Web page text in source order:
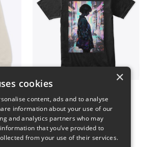
$25
×
cookies
content, ads and to analyse
information about your use of our
and analytics partners who may
that you’ve provided to
from your use of their services.